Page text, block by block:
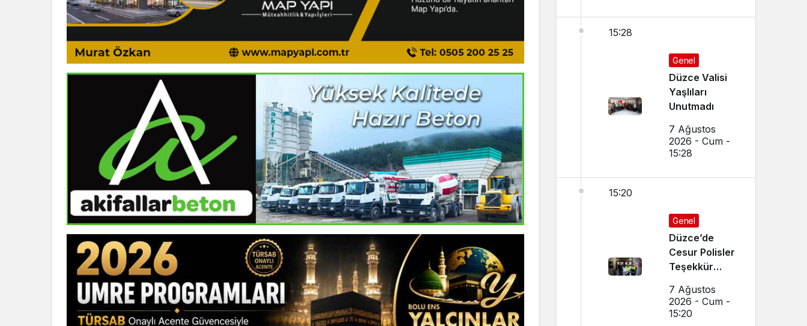
15:28
Genel
Düzce Valisi
Yaşlıları
Unutmadı
7 Ağustos
2026 - Cum -
15:28
15:20
Genel
Düzce’de
Cesur Polisler
Teşekkür
7 Ağustos
2026 - Cum -
15:20